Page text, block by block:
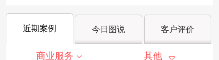
近期案例 今日图说 客户评价
商业服务 其他